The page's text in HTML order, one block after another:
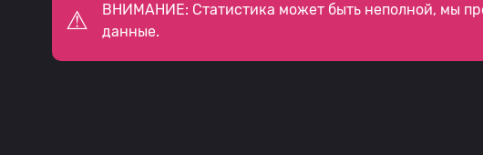
ВНИМАНИЕ: Статистика может быть неполной, мы
данные.